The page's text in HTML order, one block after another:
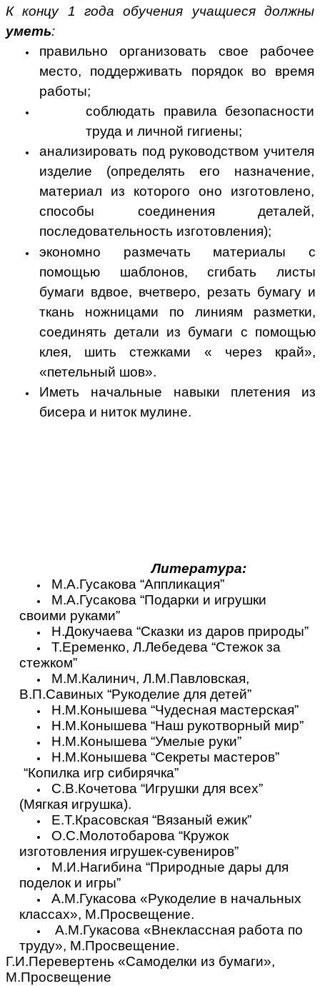
К концу 1 года обучения учащиеся должны
уметь:
правильно организовать свое рабочее
место, поддерживать порядок во время
работы;
соблюдать правила безопасности
труда и личной гигиены;
анализировать под руководством учителя
изделие (определять его назначение,
материал из которого оно изготовлено,
способы соединения деталей,
последовательность изготовления);
экономно размечать материалы с
помощью шаблонов, сгибать листы
бумаги вдвое, вчетверо, резать бумагу и
ткань ножницами по линиям разметки,
соединять детали из бумаги с помощью
клея, шить стежками « через край»,
«петельный шов».
Иметь начальные навыки плетения из
бисера и ниток мулине.
Литература:
М.А.Гусакова “Аппликация”
М.А.Гусакова “Подарки и игрушки
своими руками”
Н.Докучаева “Сказки из даров природы”
Т.Еременко, Л.Лебедева “Стежок за
стежком”
М.М.Калинич, Л.М.Павловская,
В.П.Савиных “Рукоделие для детей”
Н.М.Конышева “Чудесная мастерская”
Н.М.Конышева “Наш рукотворный мир”
Н.М.Конышева “Умелые руки”
Н.М.Конышева “Секреты мастеров”
“Копилка игр сибирячка”
С.В.Кочетова “Игрушки для всех”
(Мягкая игрушка).
Е.Т.Красовская “Вязаный ежик”
О.С.Молотобарова “Кружок
изготовления игрушек-сувениров”
М.И.Нагибина “Природные дары для
поделок и игры”
А.М.Гукасова «Рукоделие в начальных
классах», М.Просвещение.
А.М.Гукасова «Внеклассная работа по
труду», М.Просвещение.
Г.И.Перевертень «Самоделки из бумаги»,
М.Просвещение